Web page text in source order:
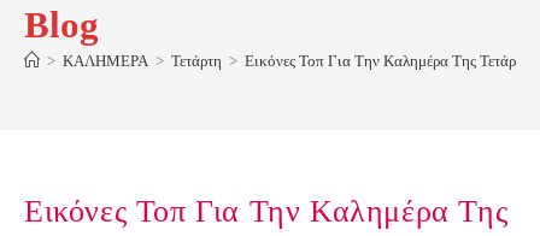
Blog
> ΚΑΛΗΜΕΡΑ > Τετάρτη > Εικόνες Τοπ Για Την Καλημέρα Της
Εικόνες Τοπ Για Την Καλημέρα Της